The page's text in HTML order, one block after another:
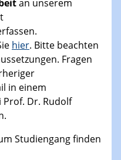
an unserem
hier. Bitte beachten
Fragen
in einem
Dr. Rudolf
Studiengang finden